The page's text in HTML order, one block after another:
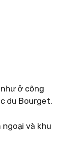
ở công
du Bourget.
ngoại và khu